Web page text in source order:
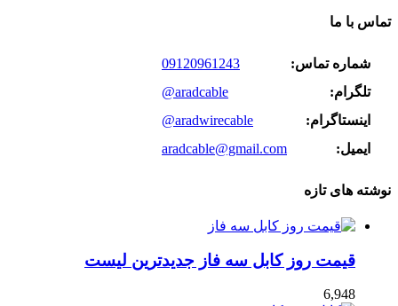
تماس با ما
شماره تماس:
09120961243
تلگرام:
@aradcable
اینستاگرام:
@aradwirecable
ایمیل:
aradcable@gmail.com
نوشته های تازه
قیمت روز کابل سه فاز جدیدترین لیست
6,948